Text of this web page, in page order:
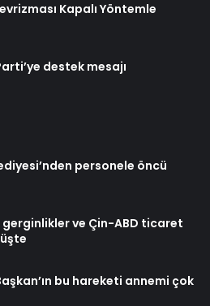
Kapalı Yöntemle
destek mesajı
personele öncü
ve Çin-ABD ticaret
bu hareketi annemi çok